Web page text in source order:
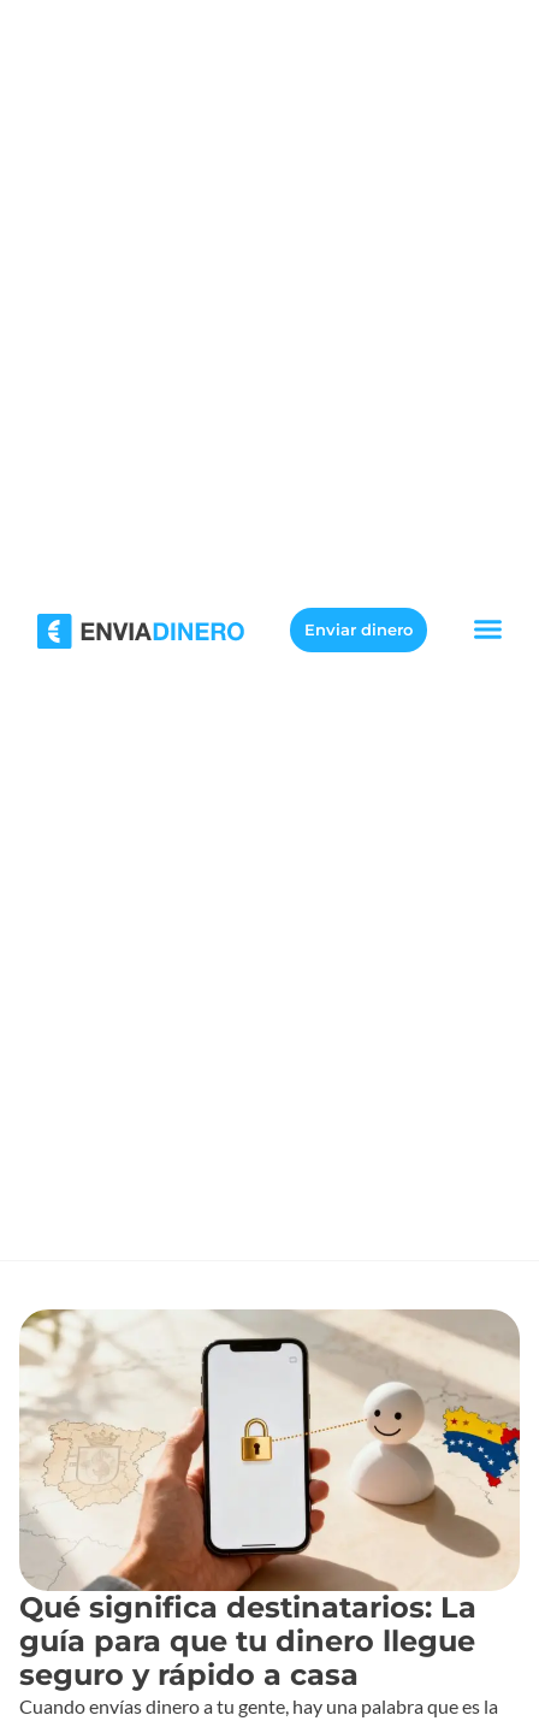
Enviar dinero
Qué significa destinatarios: La
guía para que tu dinero llegue
seguro y rápido a casa
Cuando envías dinero a tu gente, hay una palabra que es la